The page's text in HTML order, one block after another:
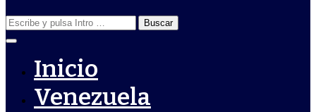
Buscar:
Inicio
Venezuela